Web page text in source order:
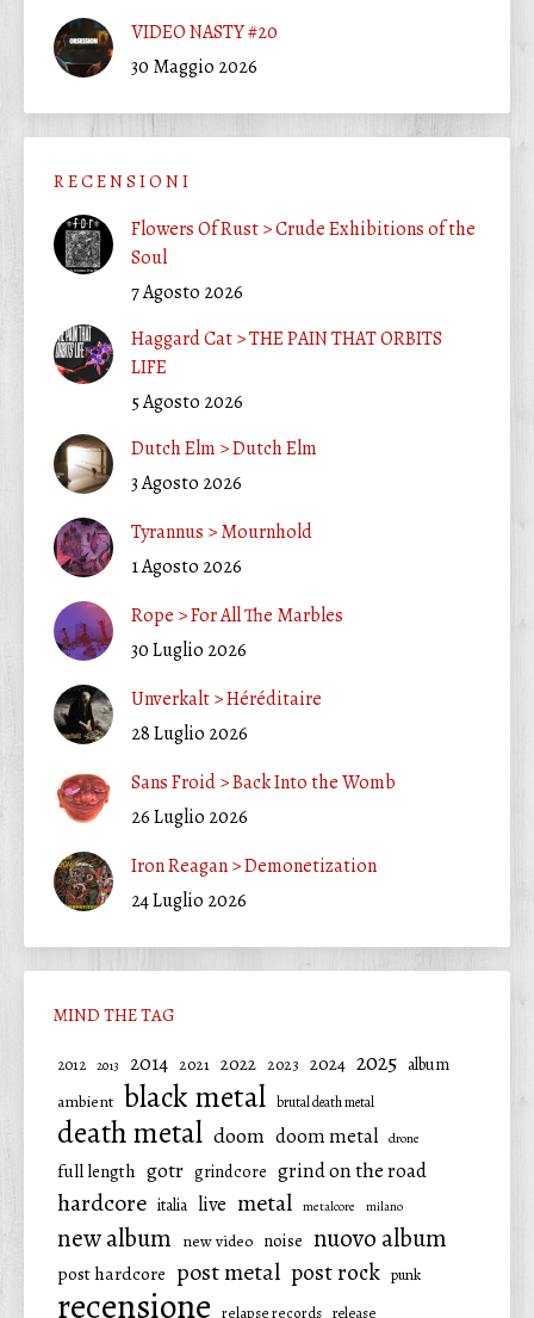
VIDEO NASTY #20
30 Maggio 2026
R E C E N S I O N I
Flowers Of Rust > Crude Exhibitions of the
Soul
7 Agosto 2026
Haggard Cat > THE PAIN THAT ORBITS
LIFE
5 Agosto 2026
Dutch Elm > Dutch Elm
3 Agosto 2026
Tyrannus > Mournhold
1 Agosto 2026
Rope > For All The Marbles
30 Luglio 2026
Unverkalt > Héréditaire
28 Luglio 2026
Sans Froid > Back Into the Womb
26 Luglio 2026
Iron Reagan > Demonetization
24 Luglio 2026
MIND THE TAG
2012 2013 2014 2021 2022 2023 2024 2025 album
ambient black metal brutal death metal
death metal doom doom metal drone
full length gotr grindcore grind on the road
hardcore italia live metal metalcore milano
new album new video noise nuovo album
post hardcore post metal post rock punk
recensione relapse records release